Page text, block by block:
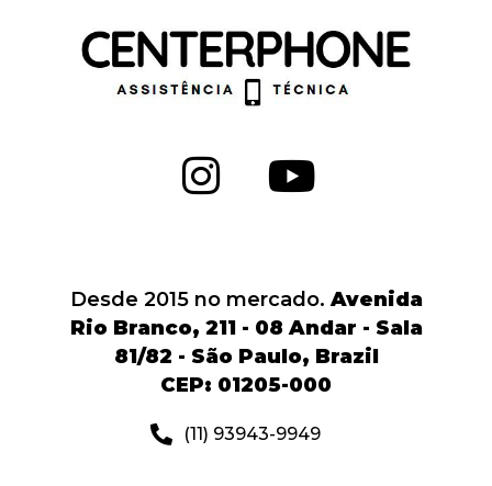
Desde 2015 no mercado. Avenida
Rio Branco, 211 - 08 Andar - Sala
81/82 - São Paulo, Brazil
CEP: 01205-000
(11) 93943-9949